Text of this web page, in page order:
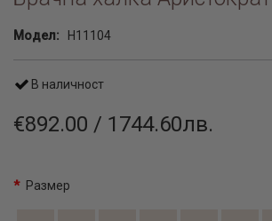
Модел: H11104
В наличност
€892.00 / 1744.60лв.
Размер